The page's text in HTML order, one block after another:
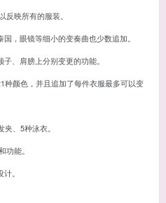
反映所有的服装。
，眼镜等细小的变奏曲也少数追加。
、肩膀上分别变更的功能。
种颜色，并且追加了每件衣服最多可以变
、5种泳衣。
功能。
。